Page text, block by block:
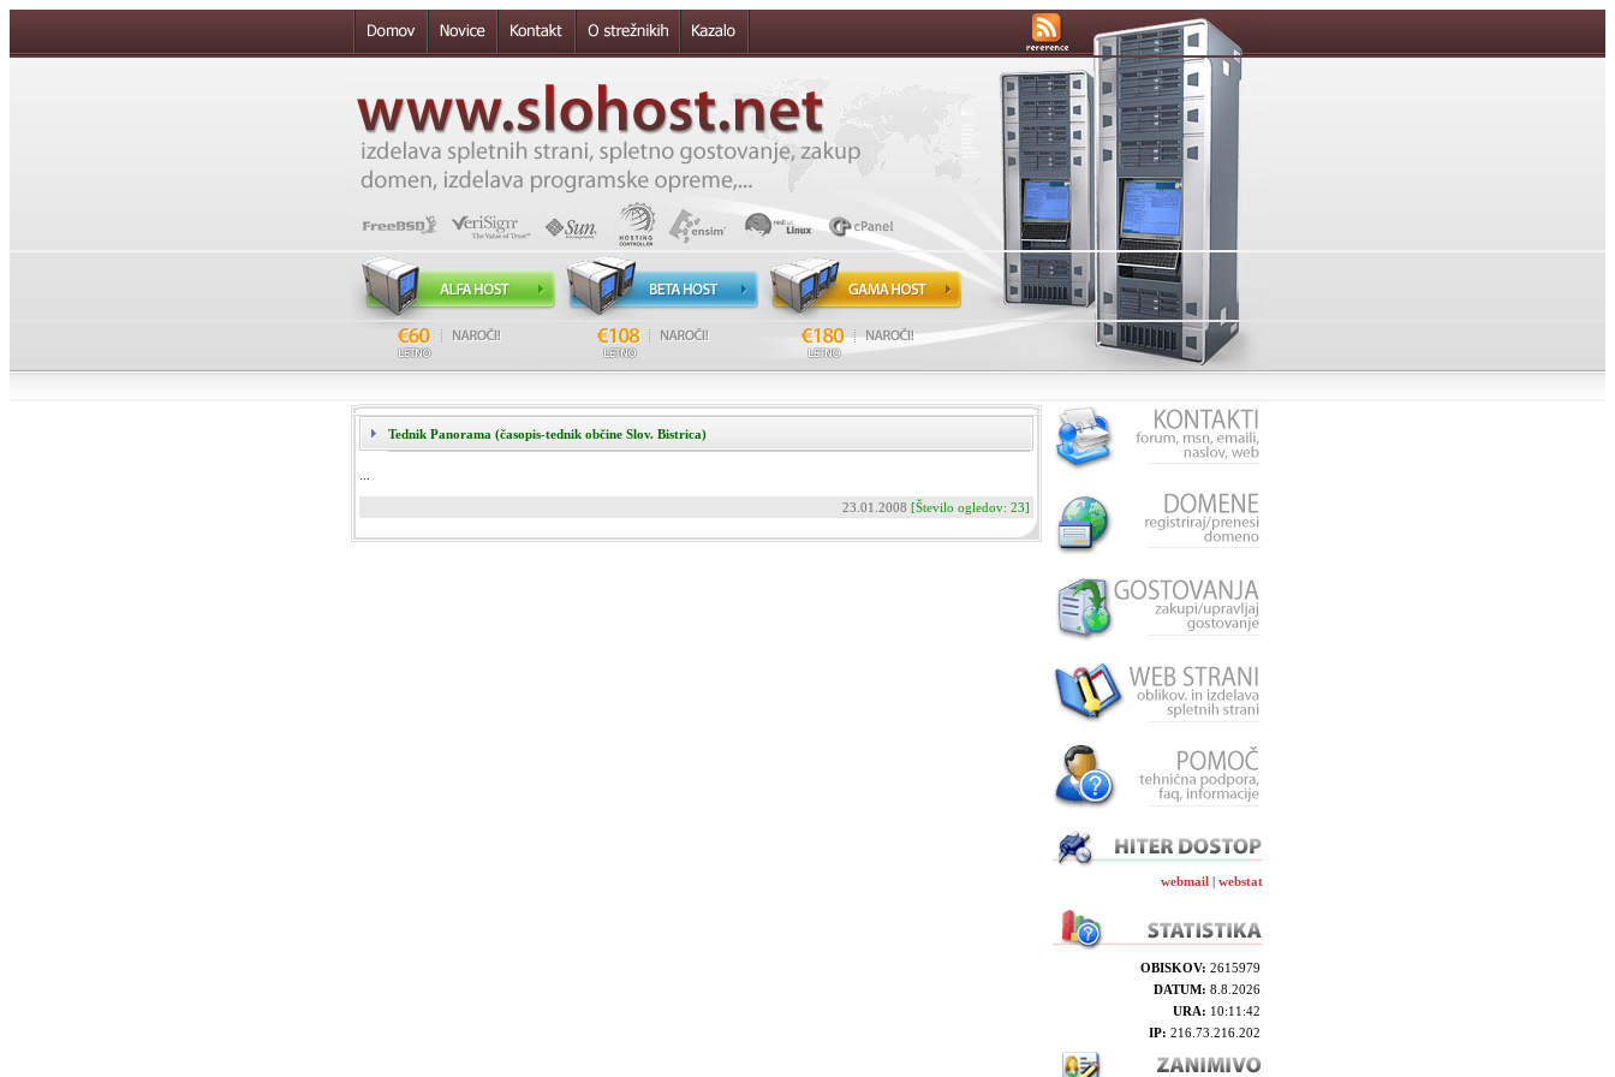
Tednik Panorama (časopis-tednik občine Slov. Bistrica)
23.01.2008 [Število ogledov: 23]
webmail | webstat
OBISKOV: 2615979
DATUM: 8.8.2026
URA: 10:11:42
IP: 216.73.216.202